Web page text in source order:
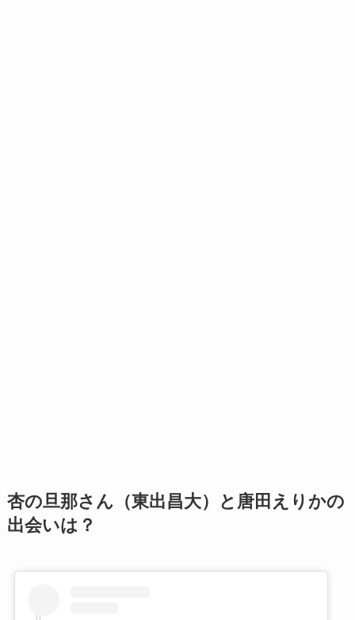
杏の旦那さん（東出昌大）と唐田えりかの
出会いは？